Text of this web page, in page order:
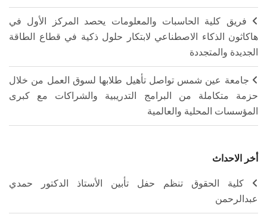
فريق كلية الحاسبات والمعلومات يحصد المركز الأول في
هاكاثون الذكاء الاصطناعي لابتكار حلول ذكية في قطاع الطاقة
الجديدة والمتجددة
جامعة عين شمس تواصل تأهيل طلابها لسوق العمل من خلال
حزمة متكاملة من البرامج التدريبية والشراكات مع كبرى
المؤسسات المحلية والعالمية
أخر الاحداث
كلية الحقوق تنظم حفل تأبين الأستاذ الدكتور حمدي
عبدالرحمن